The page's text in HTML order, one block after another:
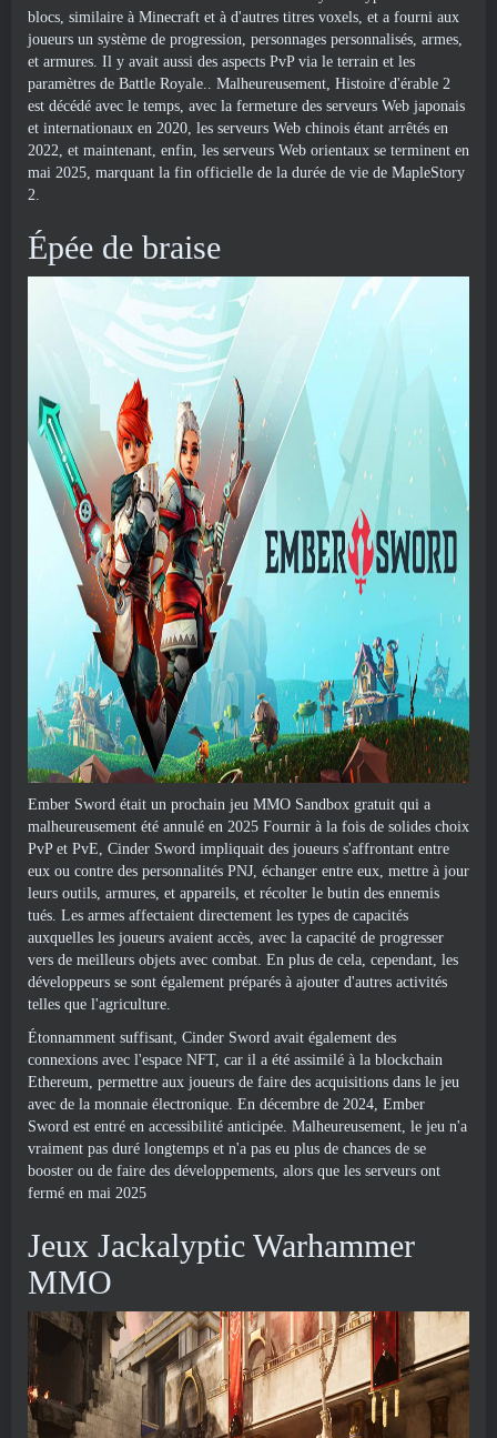
blocs, similaire à Minecraft et à d'autres titres voxels, et a fourni aux
joueurs un système de progression, personnages personnalisés, armes,
et armures. Il y avait aussi des aspects PvP via le terrain et les
paramètres de Battle Royale.. Malheureusement, Histoire d'érable 2
est décédé avec le temps, avec la fermeture des serveurs Web japonais
et internationaux en 2020, les serveurs Web chinois étant arrêtés en
2022, et maintenant, enfin, les serveurs Web orientaux se terminent en
mai 2025, marquant la fin officielle de la durée de vie de MapleStory
2.
Épée de braise
Ember Sword était un prochain jeu MMO Sandbox gratuit qui a
malheureusement été annulé en 2025 Fournir à la fois de solides choix
PvP et PvE, Cinder Sword impliquait des joueurs s'affrontant entre
eux ou contre des personnalités PNJ, échanger entre eux, mettre à jour
leurs outils, armures, et appareils, et récolter le butin des ennemis
tués. Les armes affectaient directement les types de capacités
auxquelles les joueurs avaient accès, avec la capacité de progresser
vers de meilleurs objets avec combat. En plus de cela, cependant, les
développeurs se sont également préparés à ajouter d'autres activités
telles que l'agriculture.
Étonnamment suffisant, Cinder Sword avait également des
connexions avec l'espace NFT, car il a été assimilé à la blockchain
Ethereum, permettre aux joueurs de faire des acquisitions dans le jeu
avec de la monnaie électronique. En décembre de 2024, Ember
Sword est entré en accessibilité anticipée. Malheureusement, le jeu n'a
vraiment pas duré longtemps et n'a pas eu plus de chances de se
booster ou de faire des développements, alors que les serveurs ont
fermé en mai 2025
Jeux Jackalyptic Warhammer
MMO